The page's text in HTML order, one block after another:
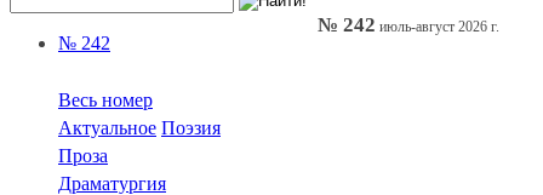
№ 242
Весь номер
Актуальное Поэзия
Проза
Драматургия
№ 242 июль-август 2026 г.